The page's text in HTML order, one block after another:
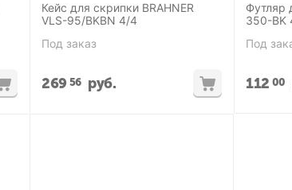
Кейс для скрипки BRAHNER
VLS-95/BKBN 4/4
Под заказ
26956 руб.
Футляр
350-BK
Под
112 00